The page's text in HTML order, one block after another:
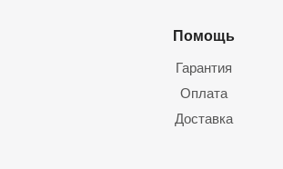
Помощь
Гарантия
Оплата
Доставка